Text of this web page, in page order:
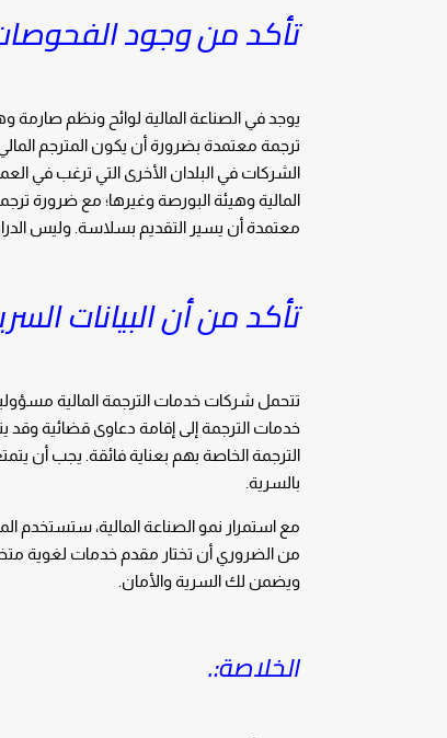
تأكد من وجود
يوجد في الصناعة المالية لوائح ونظم صارمة
ترجمة معتمدة بضرورة أن يكون المترجم
الشركات في البلدان الأخرى التي ترغب في
المالية وهيئة البورصة وغيرها؛ مع ضرورة
معتمدة أن يسير التقديم بسلاسة. وليس
تأكد من أن البيانات
تتحمل شركات خدمات الترجمة المالية
خدمات الترجمة إلى إقامة دعاوى قضائية
الترجمة الخاصة بهم بعناية فائقة. يجب أن
بالسرية.
من الضروري أن تختار مقدم خدمات لغوية
ويضمن لك السرية والأمان.
الخلاصة:.